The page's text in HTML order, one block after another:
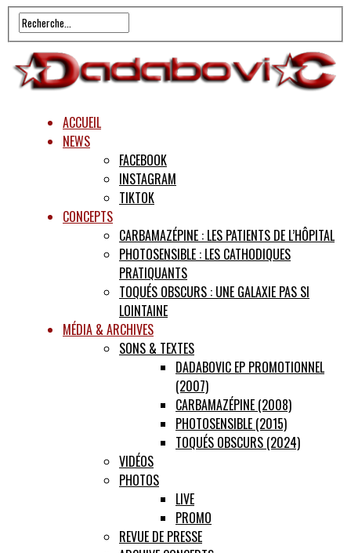
ACCUEIL
NEWS
FACEBOOK
INSTAGRAM
TIKTOK
CONCEPTS
CARBAMAZÉPINE : LES PATIENTS DE L’HÔPITAL
PHOTOSENSIBLE : LES CATHODIQUES
PRATIQUANTS
TOQUÉS OBSCURS : UNE GALAXIE PAS SI
LOINTAINE
MÉDIA & ARCHIVES
SONS & TEXTES
DADABOVIC EP PROMOTIONNEL
(2007)
CARBAMAZÉPINE (2008)
PHOTOSENSIBLE (2015)
TOQUÉS OBSCURS (2024)
VIDÉOS
PHOTOS
LIVE
PROMO
REVUE DE PRESSE